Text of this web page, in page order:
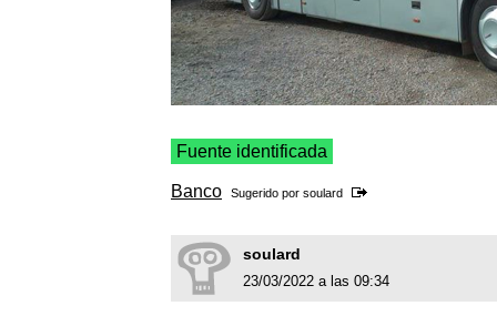
Fuente identificada
Banco Sugerido por soulard
soulard
23/03/2022 a las 09:34